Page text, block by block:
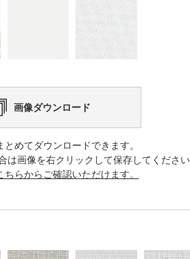
画像ダウンロード
めてダウンロードできます。
は画像を右クリックして保存してください
らからご確認いただけます。